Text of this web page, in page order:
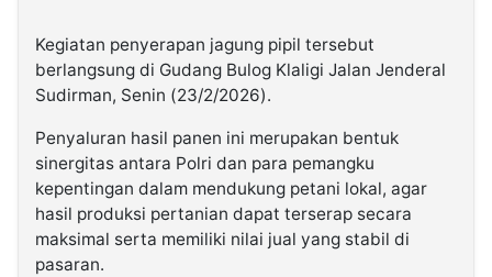
Kegiatan penyerapan jagung pipil tersebut
berlangsung di Gudang Bulog Klaligi Jalan Jenderal
Sudirman, Senin (23/2/2026).
Penyaluran hasil panen ini merupakan bentuk
sinergitas antara Polri dan para pemangku
kepentingan dalam mendukung petani lokal, agar
hasil produksi pertanian dapat terserap secara
maksimal serta memiliki nilai jual yang stabil di
pasaran.